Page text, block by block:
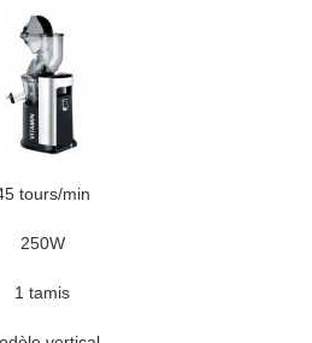
tours/min
250W
1 tamis